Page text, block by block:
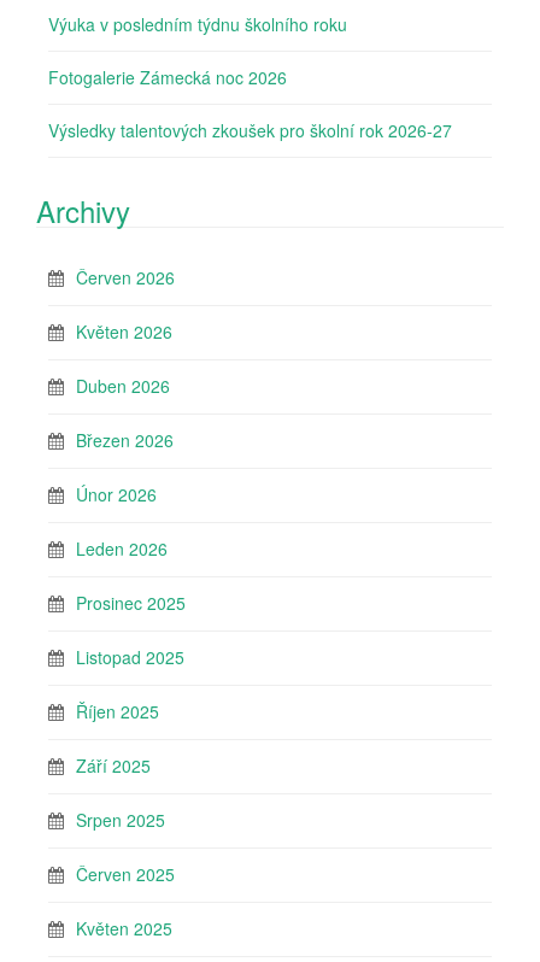
Výuka v posledním týdnu školního roku
Fotogalerie Zámecká noc 2026
Výsledky talentových zkoušek pro školní rok 2026-27
Archivy
Červen 2026
Květen 2026
Duben 2026
Březen 2026
Únor 2026
Leden 2026
Prosinec 2025
Listopad 2025
Říjen 2025
Září 2025
Srpen 2025
Červen 2025
Květen 2025